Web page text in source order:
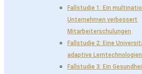
Fallstudie 1: Ein
Unternehmen verbessert
Mitarbeiterschulungen
Fallstudie 2: Eine
adaptive Lerntechnologien
Fallstudie 3: Ein